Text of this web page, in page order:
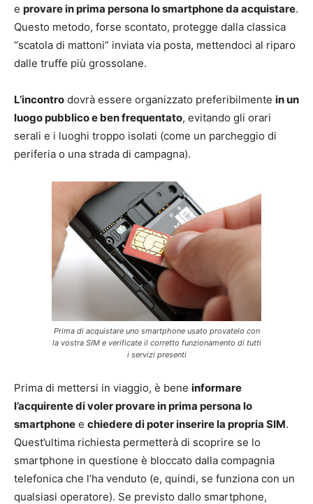
e provare in prima persona lo smartphone da acquistare.
Questo metodo, forse scontato, protegge dalla classica
“scatola di mattoni” inviata via posta, mettendoci al riparo
dalle truffe più grossolane.
L’incontro dovrà essere organizzato preferibilmente in un
luogo pubblico e ben frequentato, evitando gli orari
serali e i luoghi troppo isolati (come un parcheggio di
periferia o una strada di campagna).
Prima di acquistare uno smartphone usato provatelo con
la vostra SIM e verificate il corretto funzionamento di tutti
i servizi presenti
Prima di mettersi in viaggio, è bene informare
l’acquirente di voler provare in prima persona lo
smartphone e chiedere di poter inserire la propria SIM.
Quest’ultima richiesta permetterà di scoprire se lo
smartphone in questione è bloccato dalla compagnia
telefonica che l’ha venduto (e, quindi, se funziona con un
qualsiasi operatore). Se previsto dallo smartphone,